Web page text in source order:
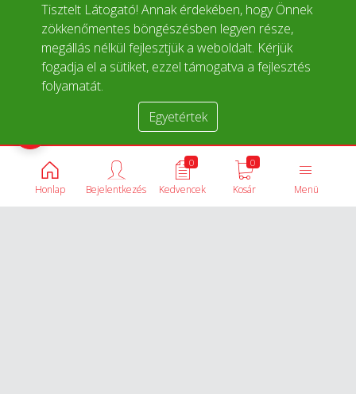
Tisztelt Látogató! Annak érdekében, hogy Önnek
zökkenőmentes böngészésben legyen része,
megállás nélkül fejlesztjük a weboldalt. Kérjük
fogadja el a sütiket, ezzel támogatva a fejlesztés
folyamatát.
Egyetértek
Honlap Menü
0
Kosár
0
Kedvencek
Bejelentkezés
Termékek összehasonlítása